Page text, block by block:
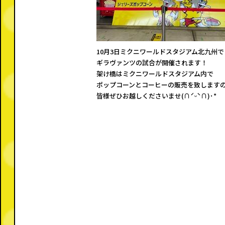
k
10月3日ミクニワールドスタジアム北九州で
ギラヴァンツの試合が開催されます！
架け橋はミクニワールドスタジアム内で
ポップコーンとコーヒーの販売を致します
皆様ぜひお越しくださいませ(∩ˊᵕˋ∩)･*